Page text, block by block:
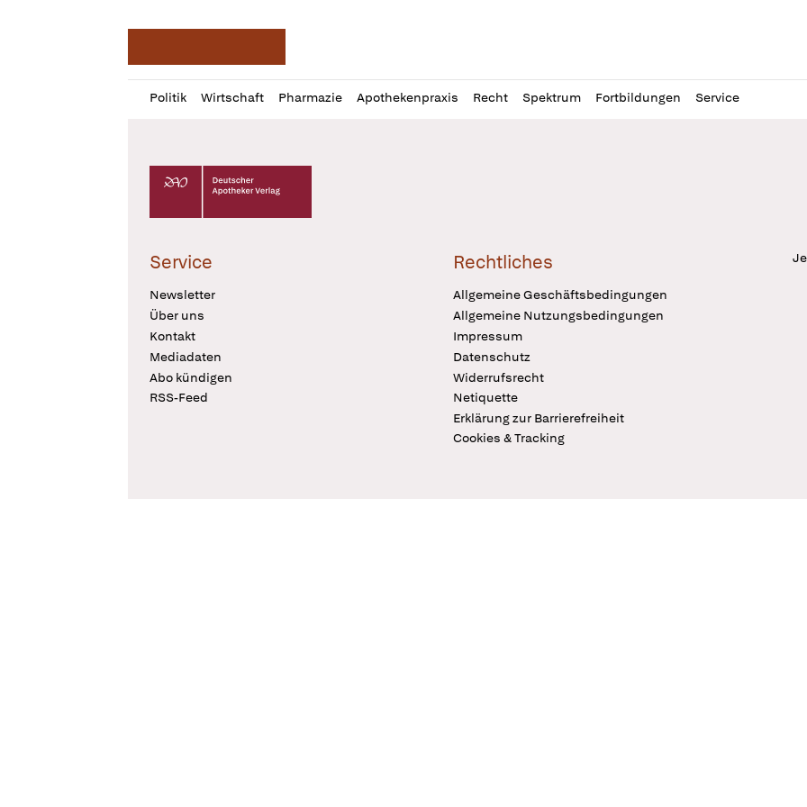
Politik Wirtschaft Pharmazie Apothekenpraxis Recht Spektrum Fortbildungen Service
Profil
öffnen
Daz
Pur
Deutscher Apotheker Verlag Logo
Service
Newsletter
Über uns
Kontakt
Mediadaten
Abo kündigen
RSS-Feed
Rechtliches
Allgemeine Geschäftsbedingungen
Allgemeine Nutzungsbedingungen
Impressum
Datenschutz
Widerrufsrecht
Netiquette
Erklärung zur Barrierefreiheit
Cookies & Tracking